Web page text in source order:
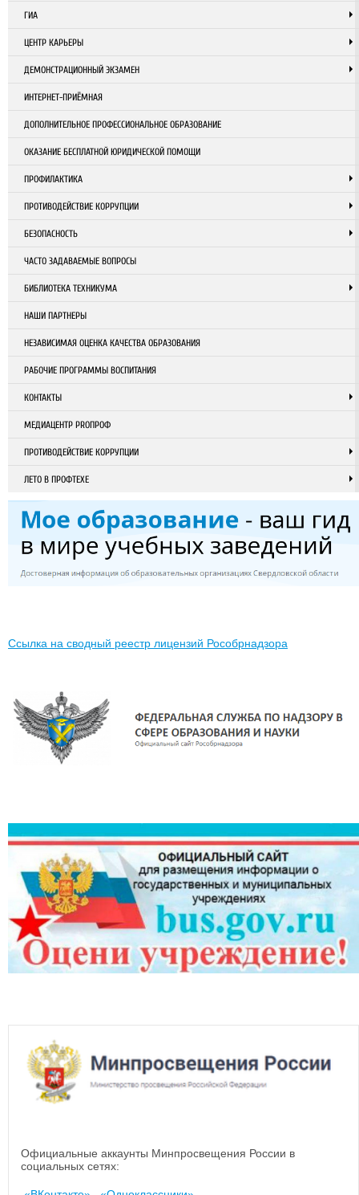
ГИА
ЦЕНТР КАРЬЕРЫ
ДЕМОНСТРАЦИОННЫЙ ЭКЗАМЕН
ИНТЕРНЕТ-ПРИЁМНАЯ
ДОПОЛНИТЕЛЬНОЕ ПРОФЕССИОНАЛЬНОЕ ОБРАЗОВАНИЕ
ОКАЗАНИЕ БЕСПЛАТНОЙ ЮРИДИЧЕСКОЙ ПОМОЩИ
ПРОФИЛАКТИКА
ПРОТИВОДЕЙСТВИЕ КОРРУПЦИИ
БЕЗОПАСНОСТЬ
ЧАСТО ЗАДАВАЕМЫЕ ВОПРОСЫ
БИБЛИОТЕКА ТЕХНИКУМА
НАШИ ПАРТНЕРЫ
НЕЗАВИСИМАЯ ОЦЕНКА КАЧЕСТВА ОБРАЗОВАНИЯ
РАБОЧИЕ ПРОГРАММЫ ВОСПИТАНИЯ
КОНТАКТЫ
МЕДИАЦЕНТР PROПРОФ
ПРОТИВОДЕЙСТВИЕ КОРРУПЦИИ
ЛЕТО В ПРОФТЕХЕ
Ссылка на сводный реестр лицензий Рособрнадзора
Официальные аккаунты Минпросвещения России в
социальных сетях: